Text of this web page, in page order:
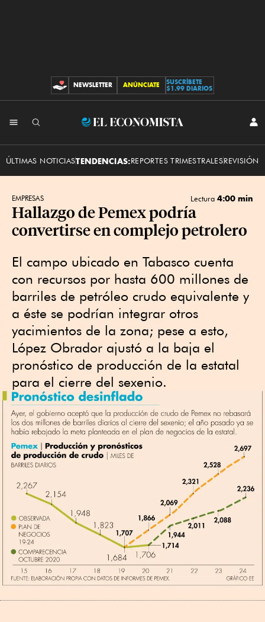
CONTRIBUCIONES
NEWSLETTER ANÚNCIATE
SUSCRÍBETE
$1.99 DIARIOS
El
ÚLTIMAS NOTICIASTENDENCIAS:REPORTES TRIMESTRALESREVISIÓN
EMPRESAS Lectura 4:00 min
Hallazgo de Pemex podría
convertirse en complejo petrolero
El campo ubicado en Tabasco cuenta
con recursos por hasta 600 millones de
barriles de petróleo crudo equivalente y
a éste se podrían integrar otros
yacimientos de la zona; pese a esto,
López Obrador ajustó a la baja el
pronóstico de producción de la estatal
para el cierre del sexenio.